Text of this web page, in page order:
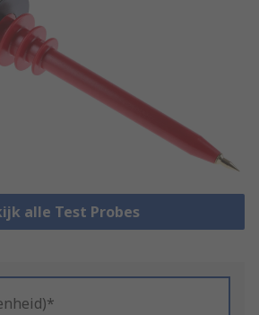
alle Test Probes